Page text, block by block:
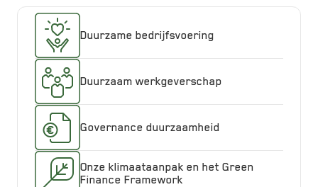
Duurzame bedrijfsvoering
Duurzaam werkgeverschap
Governance duurzaamheid
Onze klimaataanpak en het Green
Finance Framework